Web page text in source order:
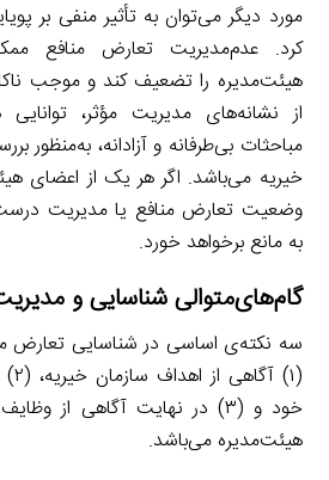
مورد دیگر می‌توان به تأثیر منفی بر
کرد. عدم‌مدیریت تعارض منافع
هیئت‌مدیره را تضعیف کند و موجب
از نشانه‌های مدیریت مؤثر،
مباحثات بی‌طرفانه و آزادانه، به‌منظور
خیریه می‌باشد. اگر هر یک از اعضای
وضعیت تعارض منافع یا مدیریت درست
به مانع برخواهد خورد.
گام‌های‌متوالی شناسایی و
سه نکته‌ی اساسی در شناسایی تعارض
(۱)
خود و (۳) در نهایت آگاهی از
هیئت‌مدیره می‌باشد.